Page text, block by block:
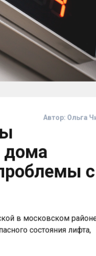
дома
с
в московском
состояния лифта,